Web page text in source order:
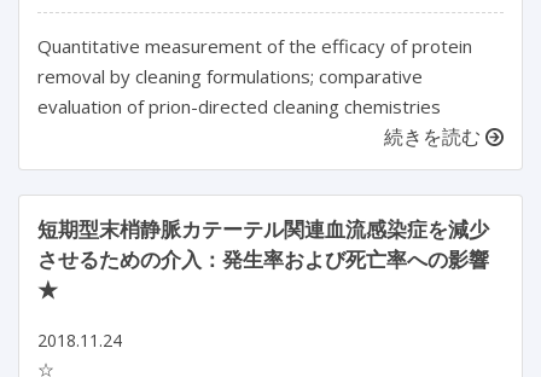
Quantitative measurement of the efficacy of protein
removal by cleaning formulations; comparative
evaluation of prion-directed cleaning chemistries
続きを読む
短期型末梢静脈カテーテル関連血流感染症を減少
させるための介入：発生率および死亡率への影響
★
2018.11.24
☆